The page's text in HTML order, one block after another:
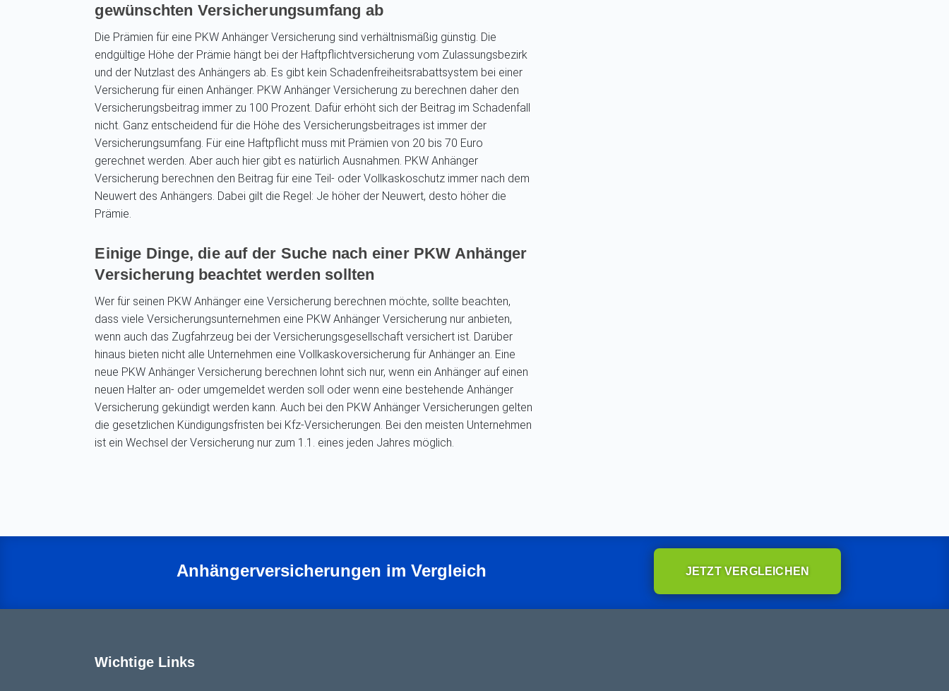
gewünschten Versicherungsumfang ab
Die Prämien für eine PKW Anhänger Versicherung sind verhältnismäßig günstig. Die
endgültige Höhe der Prämie hängt bei der Haftpflichtversicherung vom Zulassungsbezirk
und der Nutzlast des Anhängers ab. Es gibt kein Schadenfreiheitsrabattsystem bei einer
Versicherung für einen Anhänger. PKW Anhänger Versicherung zu berechnen daher den
Versicherungsbeitrag immer zu 100 Prozent. Dafür erhöht sich der Beitrag im Schadenfall
nicht. Ganz entscheidend für die Höhe des Versicherungsbeitrages ist immer der
Versicherungsumfang. Für eine Haftpflicht muss mit Prämien von 20 bis 70 Euro
gerechnet werden. Aber auch hier gibt es natürlich Ausnahmen. PKW Anhänger
Versicherung berechnen den Beitrag für eine Teil- oder Vollkaskoschutz immer nach dem
Neuwert des Anhängers. Dabei gilt die Regel: Je höher der Neuwert, desto höher die
Prämie.
Einige Dinge, die auf der Suche nach einer PKW Anhänger
Versicherung beachtet werden sollten
Wer für seinen PKW Anhänger eine Versicherung berechnen möchte, sollte beachten,
dass viele Versicherungsunternehmen eine PKW Anhänger Versicherung nur anbieten,
wenn auch das Zugfahrzeug bei der Versicherungsgesellschaft versichert ist. Darüber
hinaus bieten nicht alle Unternehmen eine Vollkaskoversicherung für Anhänger an. Eine
neue PKW Anhänger Versicherung berechnen lohnt sich nur, wenn ein Anhänger auf einen
neuen Halter an- oder umgemeldet werden soll oder wenn eine bestehende Anhänger
Versicherung gekündigt werden kann. Auch bei den PKW Anhänger Versicherungen gelten
die gesetzlichen Kündigungsfristen bei Kfz-Versicherungen. Bei den meisten Unternehmen
ist ein Wechsel der Versicherung nur zum 1.1. eines jeden Jahres möglich.
Anhängerversicherungen im Vergleich JETZT VERGLEICHEN
Wichtige Links